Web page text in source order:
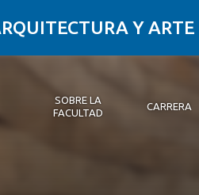
Y ARTE
SOBRE LA
FACULTAD
CARRERA